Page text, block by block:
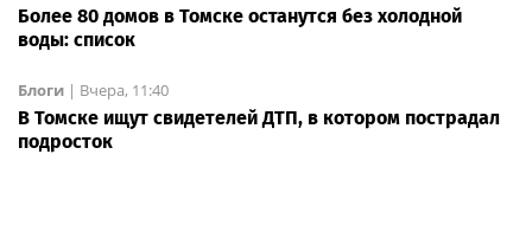
Более 80 домов в Томске останутся без холодной
воды: список
Блоги | Вчера, 11:40
В Томске ищут свидетелей ДТП, в котором пострадал
подросток